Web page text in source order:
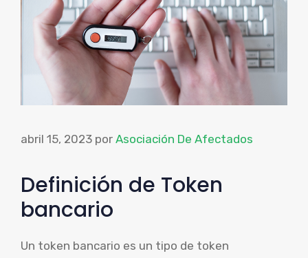
abril 15, 2023 por Asociación De Afectados
Definición de Token
bancario
Un token bancario es un tipo de token